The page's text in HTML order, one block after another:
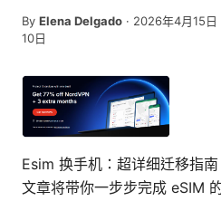
By Elena Delgado · 2026年4月15日
10日
Esim 换手机：超详细迁移指
文章将带你一步步完成 eSIM